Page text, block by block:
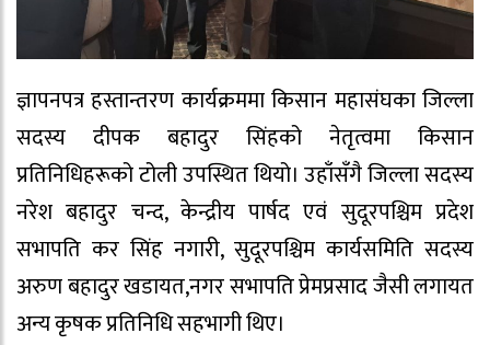
ज्ञापनपत्र हस्तान्तरण कार्यक्रममा किसान महासंघका जिल्ला
सदस्य दीपक बहादुर सिंहको नेतृत्वमा किसान
प्रतिनिधिहरूको टोली उपस्थित थियो। उहाँसँगै जिल्ला सदस्य
नरेश बहादुर चन्द, केन्द्रीय पार्षद एवं सुदूरपश्चिम प्रदेश
सभापति कर सिंह नगारी, सुदूरपश्चिम कार्यसमिति सदस्य
अरुण बहादुर खडायत,नगर सभापति प्रेमप्रसाद जैसी लगायत
अन्य कृषक प्रतिनिधि सहभागी थिए।